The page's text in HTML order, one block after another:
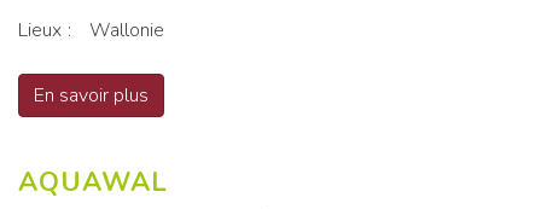
Lieux
Wallonie
En savoir plus
AQUAWAL